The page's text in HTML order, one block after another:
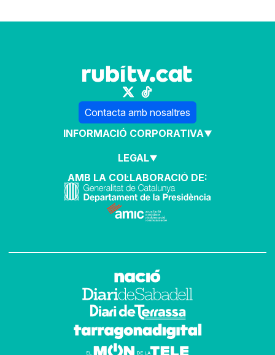
Contacta amb nosaltres
INFORMACIÓ CORPORATIVA
LEGAL
AMB LA COL·LABORACIÓ DE: